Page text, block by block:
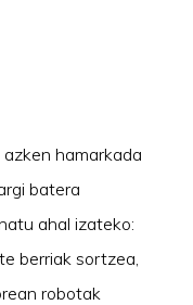
hamarkada
batera
ahal izateko:
berriak sortzea,
robotak